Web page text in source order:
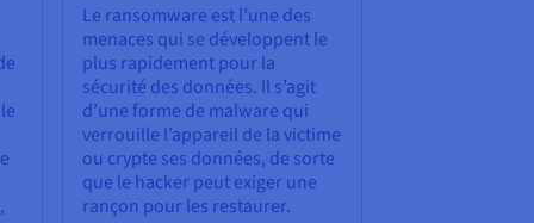
Le ransomware est l’une des
menaces qui se développent le
plus rapidement pour la
sécurité des données. Il s’agit
d’une forme de malware qui
verrouille l’appareil de la victime
ou crypte ses données, de sorte
que le hacker peut exiger une
rançon pour les restaurer.